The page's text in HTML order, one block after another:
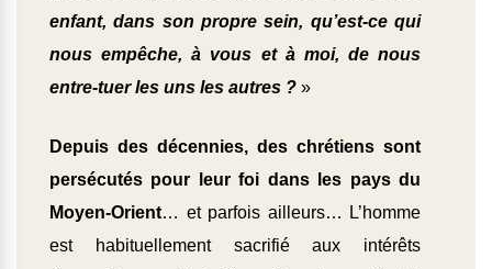
enfant, dans son propre sein, qu’est-ce qui
nous empêche, à vous et à moi, de nous
entre-tuer les uns les autres ? »
Depuis des décennies, des chrétiens sont
persécutés pour leur foi dans les pays du
Moyen-Orient… et parfois ailleurs… L’homme
est habituellement sacrifié aux intérêts